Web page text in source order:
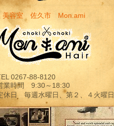
美容室 佐久市 Mon.ami
0267-88-8120
業時間 9:30～18:30
休日 毎週水曜日、第２、４火曜日